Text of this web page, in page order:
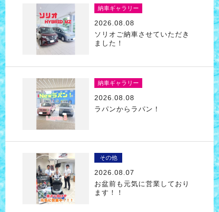
納車ギャラリー
2026.08.08
ソリオご納車させていただき
ました！
納車ギャラリー
2026.08.08
ラパンからラパン！
その他
2026.08.07
お盆前も元気に営業しており
ます！！